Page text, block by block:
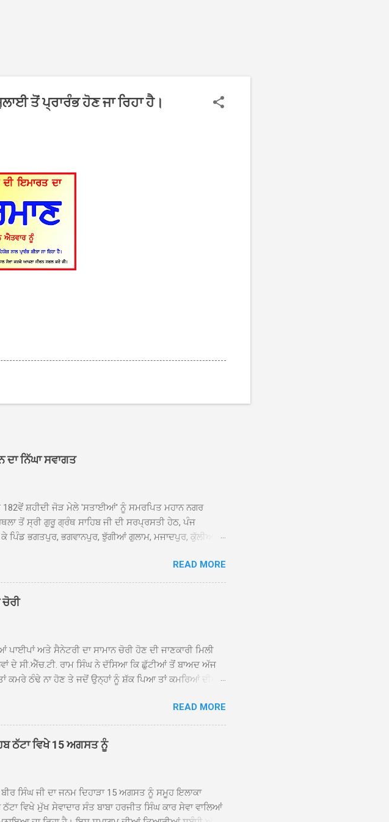
ਤੋਂ ਪ੍ਰਾਰੰਭ ਹੋਣ ਜਾ ਰਿਹਾ ਹੈ।
ਨਿੱਘਾ ਸਵਾਗਤ
182ਵੇਂ ਸ਼ਹੀਦੀ ਜੋੜ ਮੇਲੇ 'ਸਤਾਈਆਂ' ਨੂੰ ਸਮਰਪਿਤ ਮਹਾਨ ਨਗਰ
ਤੋਂ ਸ੍ਰੀ ਗੁਰੂ ਗ੍ਰੰਥ ਸਾਹਿਬ ਜੀ ਦੀ ਸਰਪ੍ਰਸਤੀ ਹੇਠ, ਪੰਜ
ਪਿੰਡ ਭਗਤਪੁਰ, ਭਗਵਾਨਪੁਰ, ਝੁੱਗੀਆਂ ਗੁਲਾਮ, ਮਜਾਦਪੁਰ, ਕੁੱਲੀਆਂ,
ਸ੍ਰੀ ਦਮਦਮਾ ਸਾਹਿਬ ਠੱਟਾ ਵਿਖੇ ਪਹੁੰਚਣ ’ਤੇ ਮੁੱਖ ਸੇਵਾਦਾਰ
ਦੀ ਗੂੰਜ ਵਿਚ ਨਿੱਘਾ ਸਵਾਗਤ ਕੀਤਾ ਗਿਆ। ਗੁਰਦੁਆਰਾ ਸ੍ਰੀ
ਹੋਈ। ਇਸ ਮੌਕੇ ਪੰਜ ਪਿਆਰੇ ਸਾਹਿਬਾਨ ਤੇ ਨਗਰ ਕੀਰਤਨ ਦੇ
ਸੰਤ ਬਾਬਾ ਹਰਜੀਤ ਸਿੰਘ ਵੱਲੋਂ ਸਿਰੋਪਾਓ ਦੇ ਕੇ ਵਿਸ਼ੇਸ਼ ਤੌਰ ’ਤੇ
READ MORE
ਅਤੇ ਸੈਨੇਟਰੀ ਦਾ ਸਾਮਾਨ ਚੋਰੀ ਹੋਣ ਦੀ ਜਾਣਕਾਰੀ ਮਿਲੀ
ਦੇ ਸੀ.ਐੱਚ.ਟੀ. ਰਾਮ ਸਿੰਘ ਨੇ ਦੱਸਿਆ ਕਿ ਛੁੱਟੀਆਂ ਤੋਂ ਬਾਅਦ ਅੱਜ
ਕਮਰੇ ਠੰਢੇ ਨਾ ਹੋਣ ਤੇ ਜਦੋਂ ਉਨ੍ਹਾਂ ਨੂੰ ਸ਼ੱਕ ਪਿਆ ਤਾਂ ਕਮਰਿਆਂ ਦੀਆਂ
ਮਾਰਦੇ ਸਨ ਅਤੇ 20 ਜੂਨ ਤੱਕ ਸਭ ਠੀਕ ਸੀ। ਚੋਰੀ ਦੀ ਘਟਨਾ
ਮੈਂਬਰਾਂ ਅੰਜੂ ਬਾਲਾ, ਹਰਜੀਤ ਕੌਰ, ਕਮਲਪ੍ਰੀਤ ਕੌਰ ਅਤੇ ਹਰਵਿੰਦਰ
ਲਾਉਣ ਦੀ ਸੇਵਾ ਸੀ.ਐੱਚ.ਟੀ. ਰਾਮ ਸਿੰਘ ਵੱਲੋਂ ਕੀਤੀ ਗਈ ਸੀ
ਏਸੀ ਚੋਰੀ ਹੋਣ ਨਾਲ ਬੱਚਿਆਂ ਦੇ ਮਾਪਿਆਂ ਵਿੱਚ ਭਾਰੀ ਰੋਸ ਹੈ ਅਤੇ
READ MORE
ਠੱਟਾ ਵਿਖੇ 15 ਅਗਸਤ ਨੂੰ
ਸਿੰਘ ਜੀ ਦਾ ਜਨਮ ਦਿਹਾੜਾ 15 ਅਗਸਤ ਨੂੰ ਸਮੂਹ ਇਲਾਕਾ
ਵਿਖੇ ਮੁੱਖ ਸੇਵਾਦਾਰ ਸੰਤ ਬਾਬਾ ਹਰਜੀਤ ਸਿੰਘ ਕਾਰ ਸੇਵਾ ਵਾਲਿਆਂ